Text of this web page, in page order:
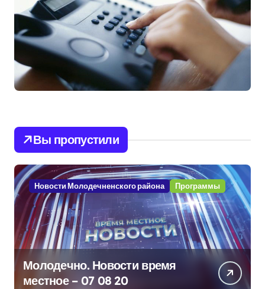
Вы пропустили
Новости Молодечненского района Программы
Молодечно. Новости время
местное – 07 08 20